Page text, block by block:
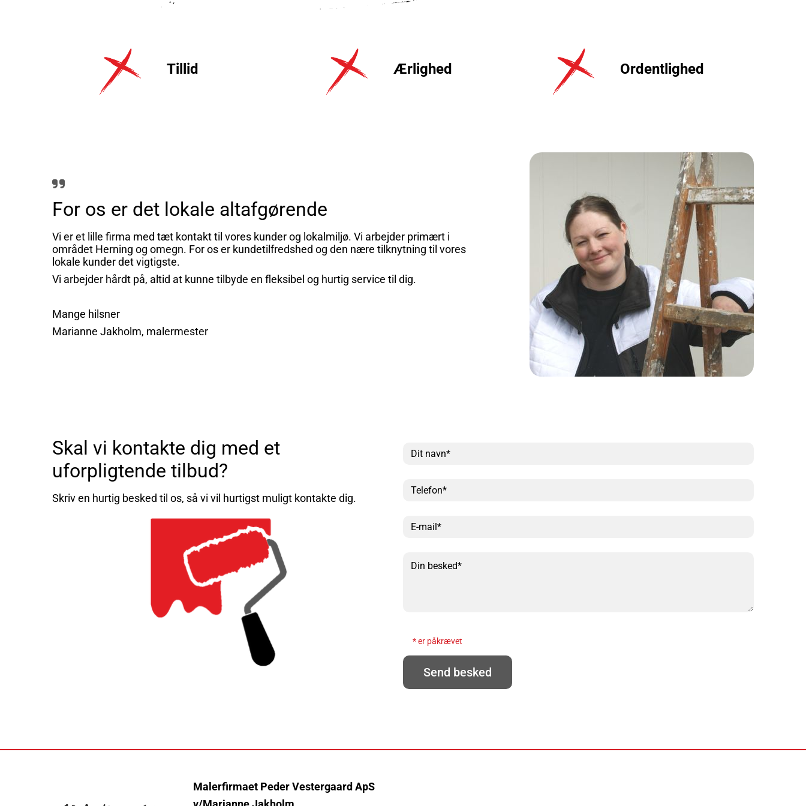
Tillid Ærlighed Ordentlighed

For os er det lokale altafgørende
Vi er et lille firma med tæt kontakt til vores kunder og lokalmiljø. Vi arbejder primært i
området Herning og omegn. For os er kundetilfredshed og den nære tilknytning til vores
lokale kunder det vigtigste.
Vi arbejder hårdt på, altid at kunne tilbyde en fleksibel og hurtig service til dig.
Mange hilsner
Marianne Jakholm, malermester
Skal vi kontakte dig med et
uforpligtende tilbud?
Skriv en hurtig besked til os, så vi vil hurtigst muligt kontakte dig.
* er påkrævet
Malerfirmaet Peder Vestergaard ApS